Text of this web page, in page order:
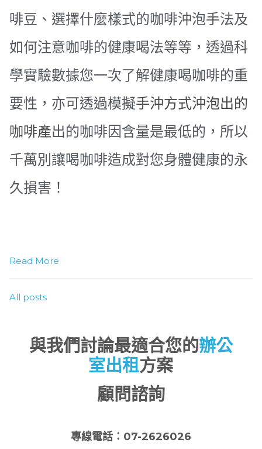
啡豆、選擇什麼樣式的咖啡沖泡手法及
如何注意咖啡的健康喝法等等，透過科
學實驗數據您一次了解健康喝咖啡的重
要性，亦可透過模擬手沖方式沖泡出的
咖啡產出的咖啡因含量是最低的，所以
千萬別讓喝咖啡造成對您身體健康的永
久損害！
Read More
All posts
與我們討論最適合您的辦公
室出租方案
顧問諮詢
專線電話：07-2626026